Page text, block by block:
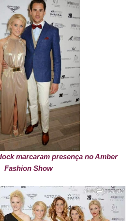
marcaram presença no Amber
Fashion Show